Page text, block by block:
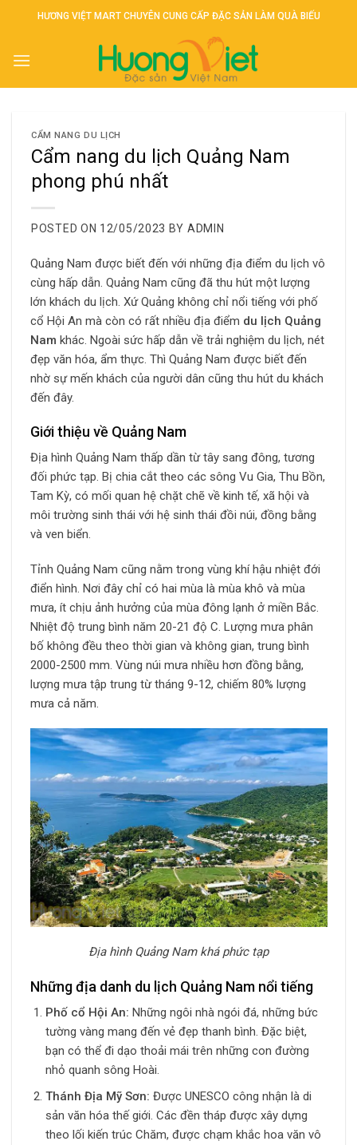
HƯƠNG VIỆT MART CHUYÊN CUNG CẤP ĐẶC SẢN LÀM QUÀ BIẾU
CẨM NANG DU LỊCH
Cẩm nang du lịch Quảng Nam
phong phú nhất
POSTED ON 12/05/2023 BY ADMIN
Quảng Nam được biết đến với những địa điểm du lịch vô
cùng hấp dẫn. Quảng Nam cũng đã thu hút một lượng
lớn khách du lịch. Xứ Quảng không chỉ nổi tiếng với phố
cổ Hội An mà còn có rất nhiều địa điểm du lịch Quảng
Nam khác. Ngoài sức hấp dẫn về trải nghiệm du lịch, nét
đẹp văn hóa, ẩm thực. Thì Quảng Nam được biết đến
nhờ sự mến khách của người dân cũng thu hút du khách
đến đây.
Giới thiệu về Quảng Nam
Địa hình Quảng Nam thấp dần từ tây sang đông, tương
đối phức tạp. Bị chia cắt theo các sông Vu Gia, Thu Bồn,
Tam Kỳ, có mối quan hệ chặt chẽ về kinh tế, xã hội và
môi trường sinh thái với hệ sinh thái đồi núi, đồng bằng
và ven biển.
Tỉnh Quảng Nam cũng nằm trong vùng khí hậu nhiệt đới
điển hình. Nơi đây chỉ có hai mùa là mùa khô và mùa
mưa, ít chịu ảnh hưởng của mùa đông lạnh ở miền Bắc.
Nhiệt độ trung bình năm 20-21 độ C. Lượng mưa phân
bố không đều theo thời gian và không gian, trung bình
2000-2500 mm. Vùng núi mưa nhiều hơn đồng bằng,
lượng mưa tập trung từ tháng 9-12, chiếm 80% lượng
mưa cả năm.
Địa hình Quảng Nam khá phức tạp
Những địa danh du lịch Quảng Nam nổi tiếng
Phố cổ Hội An: Những ngôi nhà ngói đá, những bức
tường vàng mang đến vẻ đẹp thanh bình. Đặc biệt,
bạn có thể đi dạo thoải mái trên những con đường
nhỏ quanh sông Hoài.
Thánh Địa Mỹ Sơn: Được UNESCO công nhận là di
sản văn hóa thế giới. Các đền tháp được xây dựng
theo lối kiến ​​trúc Chăm, được chạm khắc hoa văn vô